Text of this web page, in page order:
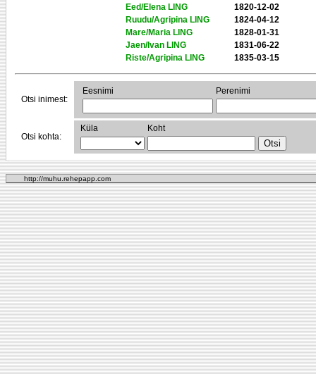
Eed/Elena LING
1820-12-02
Ruudu/Agripina LING
1824-04-12
Mare/Maria LING
1828-01-31
Jaen/Ivan LING
1831-06-22
Riste/Agripina LING
1835-03-15
Otsi inimest:
Eesnimi Perenimi
Otsi kohta:
Küla Koht
http://muhu.rehepapp.com